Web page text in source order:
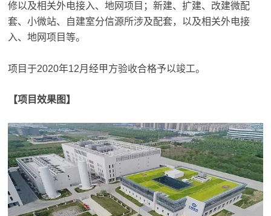
修以及相关外电接入、地网项目；新建、扩建、改建微配
套、小微站、自建室分信源所涉及配套，以及相关外电接
入、地网项目等。
项目于2020年12月经甲方验收合格予以竣工。
【项目效果图】